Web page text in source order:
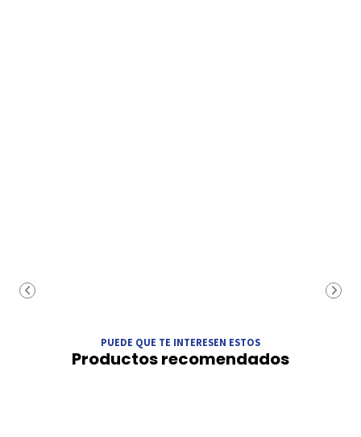
PUEDE QUE TE INTERESEN ESTOS
Productos recomendados